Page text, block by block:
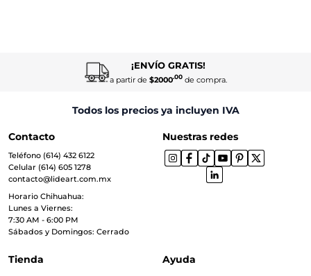
¡ENVÍO GRATIS!
a partir de $2000.00de compra.
Todos los precios ya incluyen IVA
Contacto
Teléfono (614) 432 6122
Celular (614) 605 1278
contacto@lideart.com.mx
Horario Chihuahua:
Lunes a Viernes:
7:30 AM - 6:00 PM
Sábados y Domingos: Cerrado
Nuestras redes
Tienda Ayuda